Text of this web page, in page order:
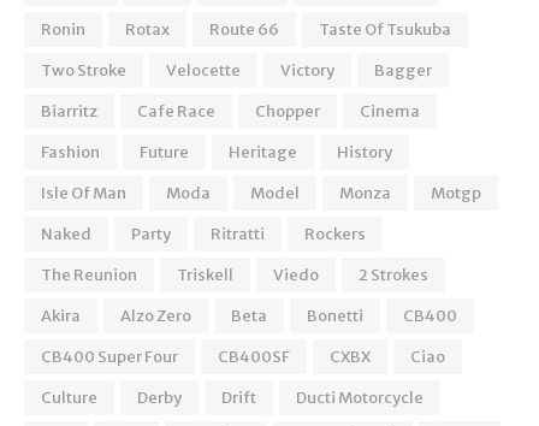
Ronin
Rotax Route 66
Taste Of Tsukuba
Two Stroke
Velocette Victory
Bagger
Biarritz
Cafe Race Chopper
Cinema
Fashion
Future Heritage
History
Isle Of Man
Moda Model Monza
Motgp
Naked
Party Ritratti
Rockers
The Reunion
Triskell Viedo
2 Strokes
Akira
Alzo Zero Beta Bonetti
CB400
CB400 Super Four
CB400SF CXBX
Ciao
Culture
Derby Drift
Ducti Motorcycle